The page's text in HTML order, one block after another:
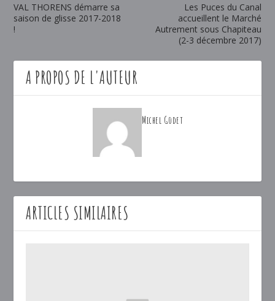
VAL THORENS démarre sa
saison de glisse 2017-2018
!
Les Puces du Canal
accueillent le Marché
Autrement sous Chapiteau
(2-3 décembre 2017)
A PROPOS DE L'AUTEUR
Michel Godet
ARTICLES SIMILAIRES